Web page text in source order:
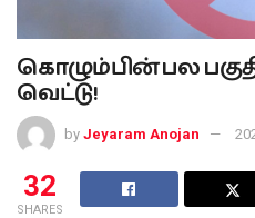
கொழும்பின் பல
வெட்டு!
by Jeyaram Anojan
32
SHARES